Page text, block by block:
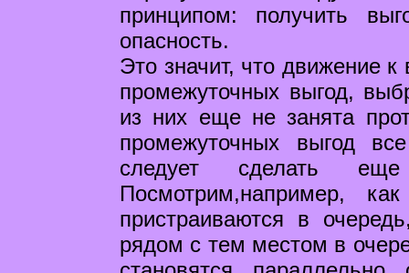
принципом: получить
опасность.
Это значит, что движение
промежуточных выгод,
из них еще не занята
промежуточных выгод
следует сделать
Посмотрим,например,
пристраиваются в
рядом с тем местом в